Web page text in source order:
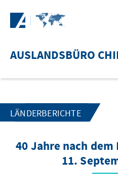
AUSLANDSBÜRO
LÄNDERBERICHTE
40 Jahre nach
11.